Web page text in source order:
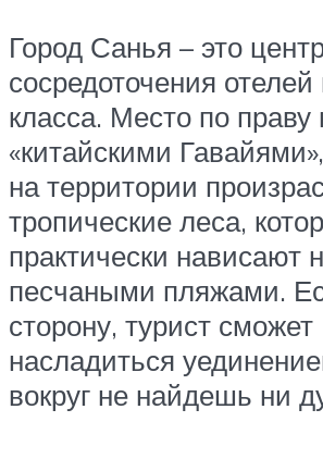
Город Санья – это
сосредоточения
класса. Место по
«китайскими
на территории
тропические леса,
практически нависают
песчаными пляжами.
сторону, турист сможет
насладиться
вокруг не найдешь ни